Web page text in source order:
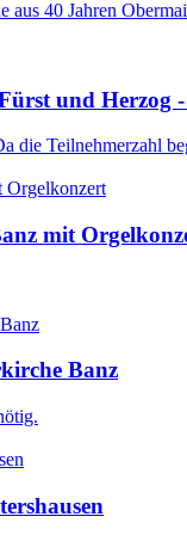
aus 40 Jahren
und Herzog
die Teilnehmerzahl
mit
Banz